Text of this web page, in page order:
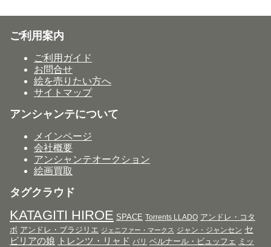
ご利用案内
ご利用ガイド
お問合せ
絵を売りたい方へ
サイトマップ
アンシャンテについて
メインページ
会社概要
アンシャンテオークション
絵画買取
タグクラウド
KATAGITI HIROE SPACE Torrents LLADO アンドレ・コタ
ボ アンドレ・ブラジリエ ジェニファー・マークス ジャン・ジャンセン セ
ビリアの娘
トレンツ・リャド パリ ベルナール・ビュッフェ ミッ